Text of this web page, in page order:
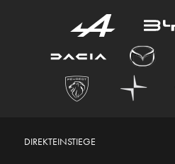
DIREKTEINSTIEGE